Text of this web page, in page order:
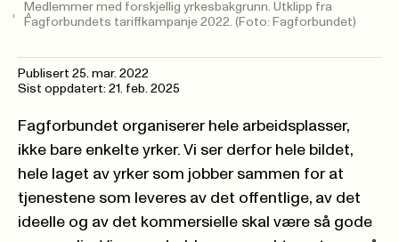
Medlemmer med forskjellig yrkesbakgrunn. Utklipp fra
Fagforbundets tariffkampanje 2022. (Foto: Fagforbundet)
Publisert 25. mar. 2022
Sist oppdatert: 21. feb. 2025
Fagforbundet organiserer hele arbeidsplasser,
ikke bare enkelte yrker. Vi ser derfor hele bildet,
hele laget av yrker som jobber sammen for at
tjenestene som leveres av det offentlige, av det
ideelle og av det kommersielle skal være så gode